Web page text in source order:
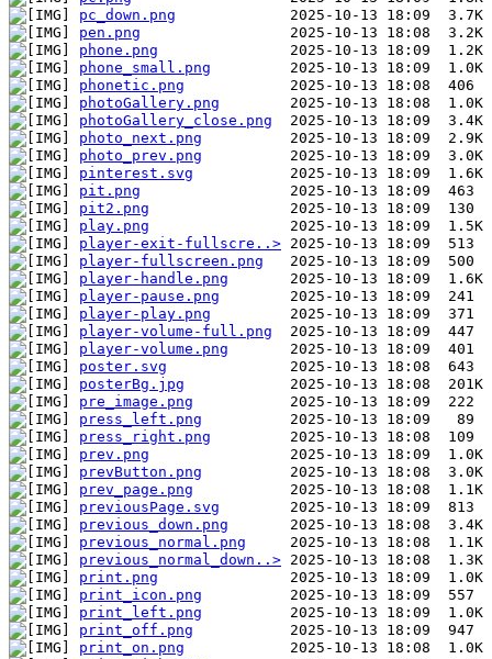
pc_down.png
pen.png
phone.png
phone_small.png
phonetic.png
photoGallery.png
photoGallery_close.png
photo_next.png
photo_prev.png
pinterest.svg
pit.png
pit2.png
play.png
player-exit-fullscre..>
player-fullscreen.png
player-handle.png
player-pause.png
player-play.png
player-volume-full.png
player-volume.png
poster.svg
posterBg.jpg
pre_image.png
press_left.png
press_right.png
prev.png
prevButton.png
prev_page.png
previousPage.svg
previous_down.png
previous_normal.png
previous_normal_down..>
print.png
print_icon.png
print_left.png
print_off.png
print_on.png